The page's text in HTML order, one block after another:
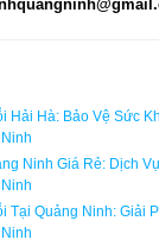
Hải Hà: Bảo Vệ Sức
Ninh Giá Rẻ: Dịch
Tại Quảng Ninh: Giải